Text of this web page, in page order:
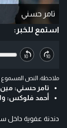
تامر حسني
استمع للخبر:
ملاحظة: النص المسموع
تامر حسني: مين
أحمد فلوكس:
دندنة عفوية داخل